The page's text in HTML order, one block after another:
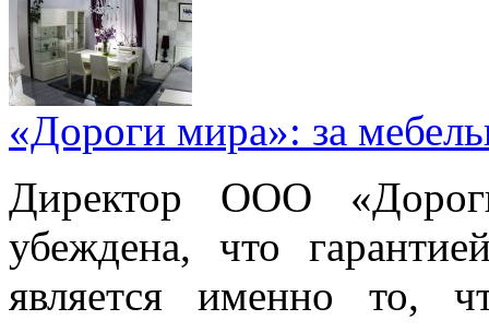
«Дороги мира»: за
Директор ООО
убеждена, что
является именно то,